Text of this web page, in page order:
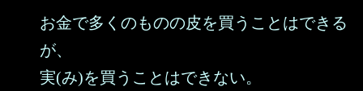
お金で多くのものの皮を買うことはできる
が、
実(み)を買うことはできない。